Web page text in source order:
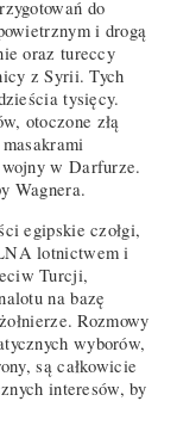
do
i drogą
oraz tureccy
z Syrii. Tych
tysięcy.
otoczone złą
w Darfurze.
Wagnera.
egipskie czołgi,
lotnictwem i
Turcji,
na bazę
Rozmowy
wyborów,
są całkowicie
interesów, by